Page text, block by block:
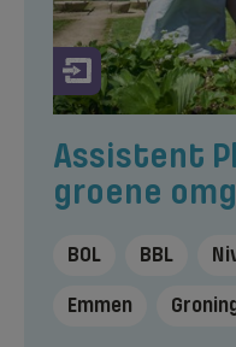
Assistent
groene
BOL BBL
Emmen